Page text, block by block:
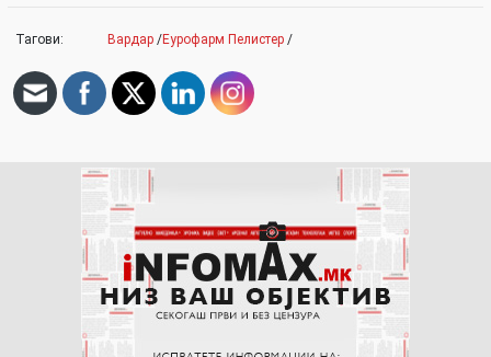
Тагови: Вардар /Еурофарм Пелистер /